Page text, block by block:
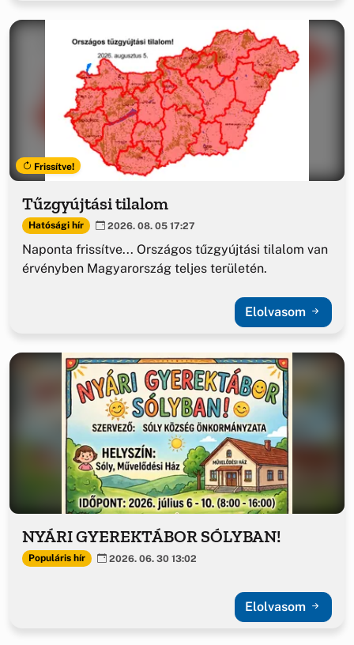
Frissítve!
Tűzgyújtási tilalom
Hatósági hír 2026. 08. 05 17:27
Naponta frissítve... Országos tűzgyújtási tilalom van
érvényben Magyarország teljes területén.
Elolvasom
NYÁRI GYEREKTÁBOR SÓLYBAN!
Populáris hír 2026. 06. 30 13:02
Elolvasom